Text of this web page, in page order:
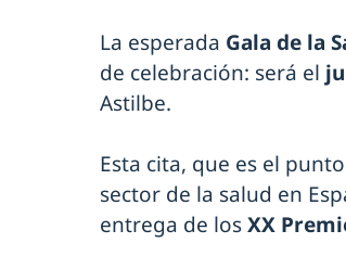
La esperada Gala de la
de celebración: será el
Astilbe.
Esta cita, que es el
sector de la salud en
entrega de losXX